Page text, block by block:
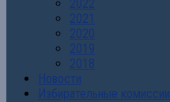
2022
2021
2020
2019
2018
Новости
Избирательные комиссии